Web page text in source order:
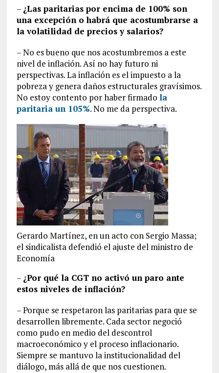
– ¿Las paritarias por encima de 100% son
una excepción o habrá que acostumbrarse a
la volatilidad de precios y salarios?
– No es bueno que nos acostumbremos a este
nivel de inflación. Así no hay futuro ni
perspectivas. La inflación es el impuesto a la
pobreza y genera daños estructurales gravísimos.
No estoy contento por haber firmado la
paritaria un 105%. No me da perspectiva.
Gerardo Martínez, en un acto con Sergio Massa;
el sindicalista defendió el ajuste del ministro de
Economía
– ¿Por qué la CGT no activó un paro ante
estos niveles de inflación?
– Porque se respetaron las paritarias para que se
desarrollen libremente. Cada sector negoció
como pudo en medio del descontrol
macroeconómico y el proceso inflacionario.
Siempre se mantuvo la institucionalidad del
diálogo, más allá de que nos cuestionen.